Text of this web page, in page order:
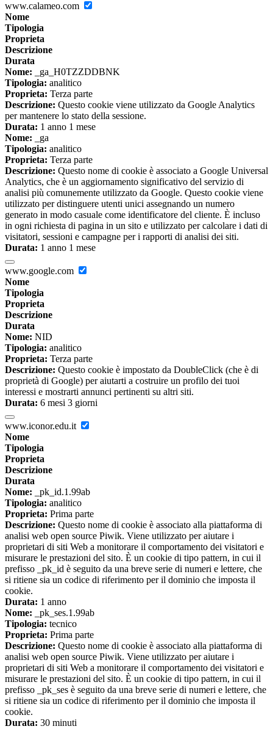
www.calameo.com
Nome
Tipologia
Proprieta
Descrizione
Durata
Nome: _ga_H0TZZDDBNK
Tipologia: analitico
Proprieta: Terza parte
Descrizione: Questo cookie viene utilizzato da Google Analytics
per mantenere lo stato della sessione.
Durata: 1 anno 1 mese
Nome: _ga
Tipologia: analitico
Proprieta: Terza parte
Descrizione: Questo nome di cookie è associato a Google Universal
Analytics, che è un aggiornamento significativo del servizio di
analisi più comunemente utilizzato da Google. Questo cookie viene
utilizzato per distinguere utenti unici assegnando un numero
generato in modo casuale come identificatore del cliente. È incluso
in ogni richiesta di pagina in un sito e utilizzato per calcolare i dati di
visitatori, sessioni e campagne per i rapporti di analisi dei siti.
Durata: 1 anno 1 mese
www.google.com
Nome
Tipologia
Proprieta
Descrizione
Durata
Nome: NID
Tipologia: analitico
Proprieta: Terza parte
Descrizione: Questo cookie è impostato da DoubleClick (che è di
proprietà di Google) per aiutarti a costruire un profilo dei tuoi
interessi e mostrarti annunci pertinenti su altri siti.
Durata: 6 mesi 3 giorni
www.iconor.edu.it
Nome
Tipologia
Proprieta
Descrizione
Durata
Nome: _pk_id.1.99ab
Tipologia: analitico
Proprieta: Prima parte
Descrizione: Questo nome di cookie è associato alla piattaforma di
analisi web open source Piwik. Viene utilizzato per aiutare i
proprietari di siti Web a monitorare il comportamento dei visitatori e
misurare le prestazioni del sito. È un cookie di tipo pattern, in cui il
prefisso _pk_id è seguito da una breve serie di numeri e lettere, che
si ritiene sia un codice di riferimento per il dominio che imposta il
cookie.
Durata: 1 anno
Nome: _pk_ses.1.99ab
Tipologia: tecnico
Proprieta: Prima parte
Descrizione: Questo nome di cookie è associato alla piattaforma di
analisi web open source Piwik. Viene utilizzato per aiutare i
proprietari di siti Web a monitorare il comportamento dei visitatori e
misurare le prestazioni del sito. È un cookie di tipo pattern, in cui il
prefisso _pk_ses è seguito da una breve serie di numeri e lettere, che
si ritiene sia un codice di riferimento per il dominio che imposta il
cookie.
Durata: 30 minuti